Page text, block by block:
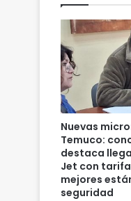
Nuevas
Temuco:
destaca
Jet con
mejores
seguridad